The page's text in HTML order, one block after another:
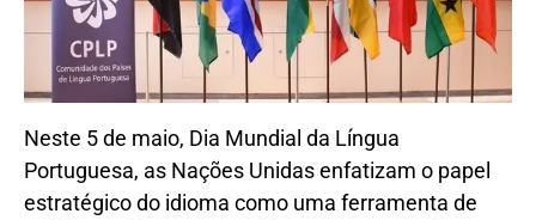
Neste 5 de maio, Dia Mundial da Língua
Portuguesa, as Nações Unidas enfatizam o papel
estratégico do idioma como uma ferramenta de